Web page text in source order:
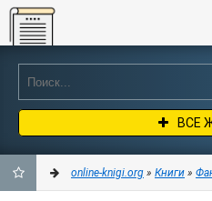
Online-knigi.org
ВСЕ
online-knigi.org » Книги »